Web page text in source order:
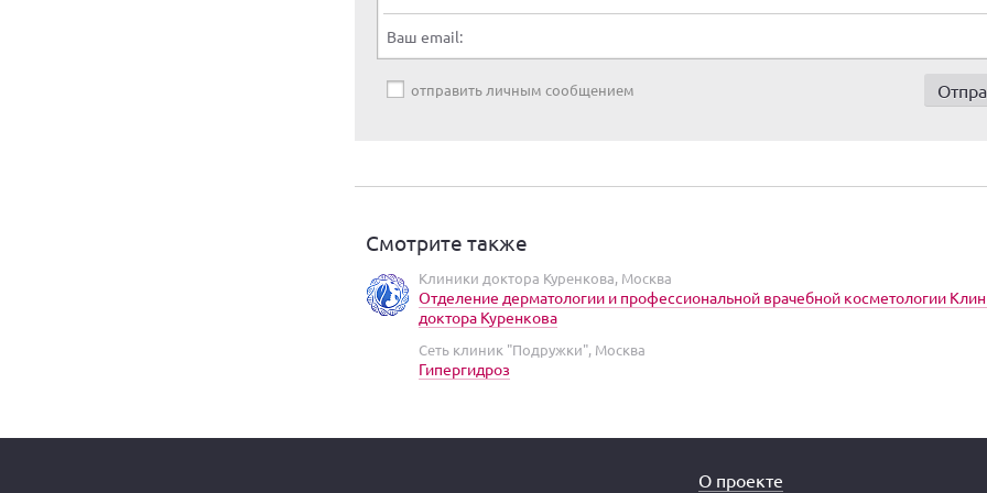
Ваш email:
отправить личным сообщением
Смотрите также
Клиники доктора Куренкова, Москва
Отделение дерматологии и профессиональной врачебной косметологии
доктора Куренкова
Сеть клиник "Подружки", Москва
Гипергидроз
О проекте